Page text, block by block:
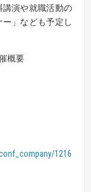
演や就職活動の
」なども予定し
概要
1216